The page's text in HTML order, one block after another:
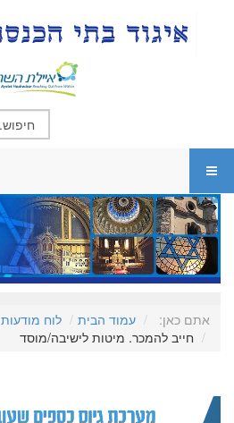
אתם כאן: עמוד הבית לוח מודעות
חייב להמכר. מיטות לישיבה/מוסד